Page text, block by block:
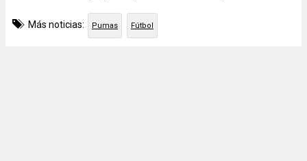
Más noticias: Pumas Fútbol